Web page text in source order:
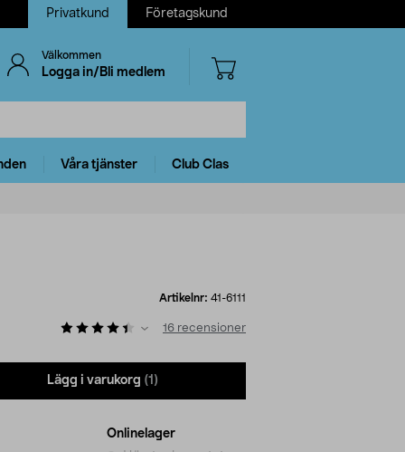
Privatkund Företagskund
Välkommen
Logga in/Bli medlem
Våra tjänster Club Clas
Artikelnr: 41-6111
16 recensioner
Lägg i varukorg (1)
Onlinelager